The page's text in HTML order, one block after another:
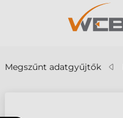
Megszűnt adatgyűjtők